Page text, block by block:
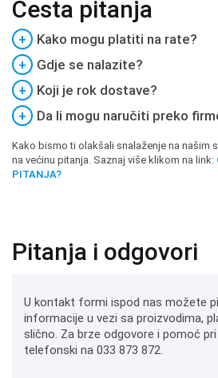
Česta pitanja
+
Kako mogu platiti na rate?
+
Gdje se nalazite?
+
Koji je rok dostave?
+
Da li mogu naručiti preko
Kako bismo ti olakšali snalaženje na našim
na većinu pitanja. Saznaj više klikom na link:
PITANJA?
Pitanja i odgovori
U kontakt formi ispod nas možete
informacije u vezi sa proizvodima,
slično. Za brze odgovore i pomoć
telefonski na 033 873 872.